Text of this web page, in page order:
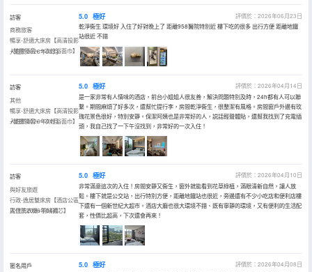
訪客
商務旅客
暢享-舒適大床房【高清投影
+雙層隔音+一次性浴面巾】
入住於2026年06月
5.0 極好
評價於：2026年06月23日
乾淨衞生 環境好 入住了好對晚上了 距離958醫院特別近 樓下吃的很多 出行方便 距離地鐵
站很近 不錯
訪客
其他
暢享-舒適大床房【高清投影
+雙層隔音+一次性浴面巾】
入住於2026年04月
5.0 極好
評價於：2026年04月14日
是一家非常有人情味的酒店，前台小姐姐人很友善，解決問題特別及時，24h都有人可以聯
繫。期間麻煩了好多次，還幫忙提行李，房間乾淨衞生，很整潔有風格。房間窗戶外邊有玫
瑰花景色很好，特別安靜。保潔阿姨也是非常好的人，説話輕聲體貼，還幫我找到了充電插
頭，我自己找了一下午沒找到，非常好的一次入住！
訪客
與好友旅遊
行政-逸居雙床房【酒店公區
提供洗衣機+羽絨被芯】
入住於2026年04月
5.0 極好
評價於：2026年04月10日
非常滿意這次的入住！房間安靜又衞生，窗外就能看到花草綠植，滿眼清新自然，讓人放
鬆。樓下就是公交站，出行特別方便，距離地鐵站也很近，旁邊還有不少小吃店和便利店樓
下還有一個新世紀大超市。酒店大廳也很大環境不錯、既有寧靜的環境，又有便利的生活配
套，性價比超高，下次還會再來！
匿名用戶
5.0 極好
評價於：2026年04月08日